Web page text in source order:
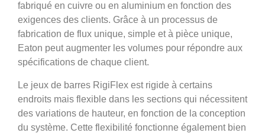
fabriqué en cuivre ou en aluminium en fonction des
exigences des clients. Grâce à un processus de
fabrication de flux unique, simple et à pièce unique,
Eaton peut augmenter les volumes pour répondre aux
spécifications de chaque client.
Le jeux de barres RigiFlex est rigide à certains
endroits mais flexible dans les sections qui nécessitent
des variations de hauteur, en fonction de la conception
du système. Cette flexibilité fonctionne également bien